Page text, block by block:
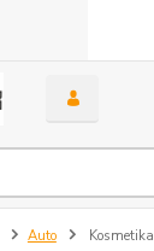
Auto Kosmetika